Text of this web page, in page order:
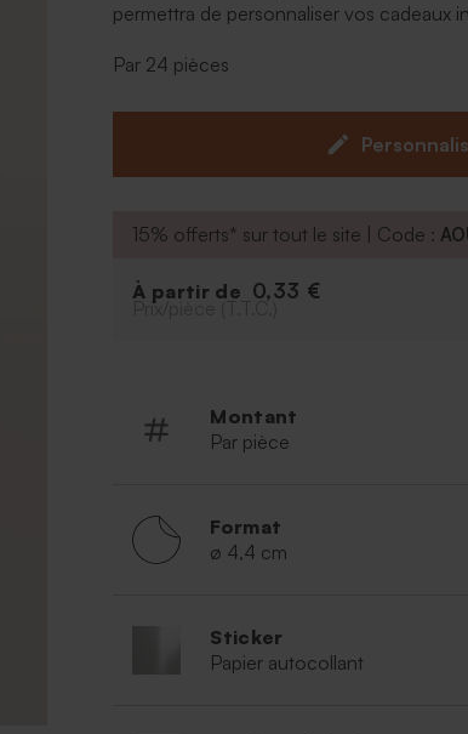
permettra de personnaliser vos cadeaux
- Cadeaux invités à commander
Par 24 pièces
15% offerts* sur tout le site | Code :
À partir de 0,33 €
Prix/pièce (T.T.C.)
Montant
Par pièce
Format
ø 4,4 cm
Sticker
Papier autocollant